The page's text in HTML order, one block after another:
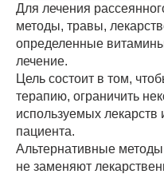
Для лечения
методы, травы,
определенные
лечение.
Цель состоит в том,
терапию, ограничить
используемых
пациента.
Альтернативные
не заменяют